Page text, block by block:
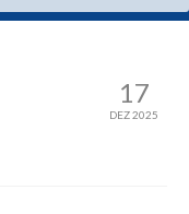
17
DEZ 2025